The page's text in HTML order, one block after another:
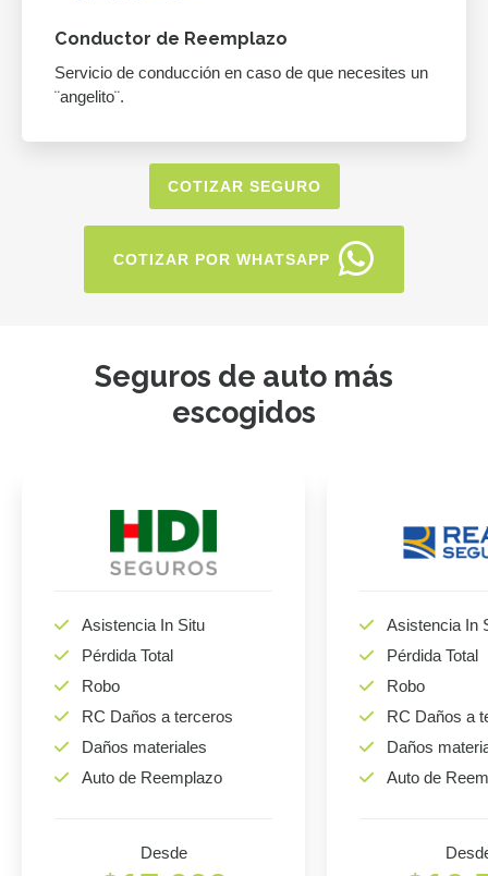
Conductor de Reemplazo
Servicio de conducción en caso de que necesites un
¨angelito¨.
COTIZAR SEGURO
COTIZAR POR WHATSAPP
Seguros de auto más
escogidos
Asistencia In Situ
Pérdida Total
Robo
RC Daños a terceros
Daños materiales
Auto de Reemplazo
Desde
Asistencia In
Pérdida Total
Robo
RC Daños a
Daños
Auto de